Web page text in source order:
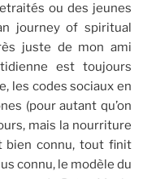
ou des jeunes
journey of spiritual
juste de mon ami
est toujours
les codes sociaux en
(pour autant qu’on
mais la nourriture
bien connu, tout finit
connu, le modèle du